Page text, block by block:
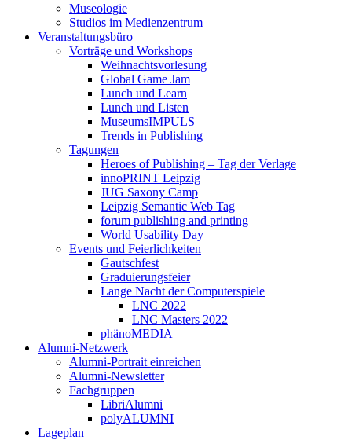
Museologie
Studios im Medienzentrum
Veranstaltungsbüro
Vorträge und Workshops
Weihnachtsvorlesung
Global Game Jam
Lunch und Learn
Lunch und Listen
MuseumsIMPULS
Trends in Publishing
Tagungen
Heroes of Publishing – Tag der Verlage
innoPRINT Leipzig
JUG Saxony Camp
Leipzig Semantic Web Tag
forum publishing and printing
World Usability Day
Events und Feierlichkeiten
Gautschfest
Graduierungsfeier
Lange Nacht der Computerspiele
LNC 2022
LNC Masters 2022
phänoMEDIA
Alumni-Netzwerk
Alumni-Portrait einreichen
Alumni-Newsletter
Fachgruppen
LibriAlumni
polyALUMNI
Lageplan